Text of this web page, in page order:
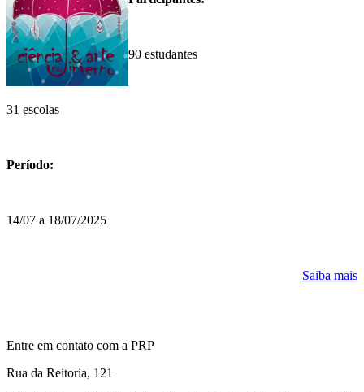
90 estudantes
31 escolas
Período:
14/07 a 18/07/2025
Saiba mais
Entre em contato com a PRP
Rua da Reitoria, 121